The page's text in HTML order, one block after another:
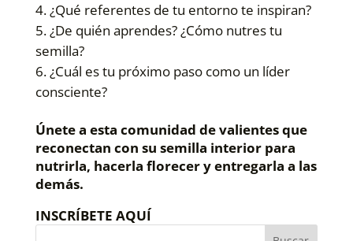
¿Qué referentes de tu entorno te inspiran?
¿De quién aprendes? ¿Cómo nutres tu
semilla?
¿Cuál es tu próximo paso como un líder
consciente?
Únete a esta comunidad de valientes que
reconectan con su semilla interior para
nutrirla, hacerla florecer y entregarla a las
demás.
INSCRÍBETE AQUÍ